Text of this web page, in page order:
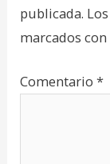
publicada.
marcados con
Comentario*